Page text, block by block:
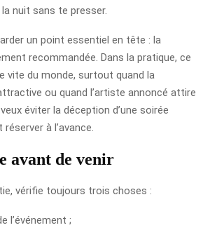
nuit sans te presser.
un point essentiel en tête : la
recommandée. Dans la pratique, ce
vite du monde, surtout quand la
ou quand l’artiste annoncé attire
éviter la déception d’une soirée
à l’avance.
avant de venir
vérifie toujours trois choses :
l’événement ;